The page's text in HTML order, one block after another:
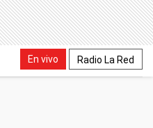
En vivo Radio La Red